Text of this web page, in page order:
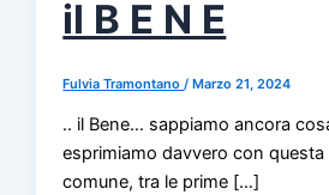
il B E N E
Fulvia Tramontano/Marzo 21, 2024
.. il Bene… sappiamo ancora
esprimiamo davvero con questa
comune, tra le prime […]